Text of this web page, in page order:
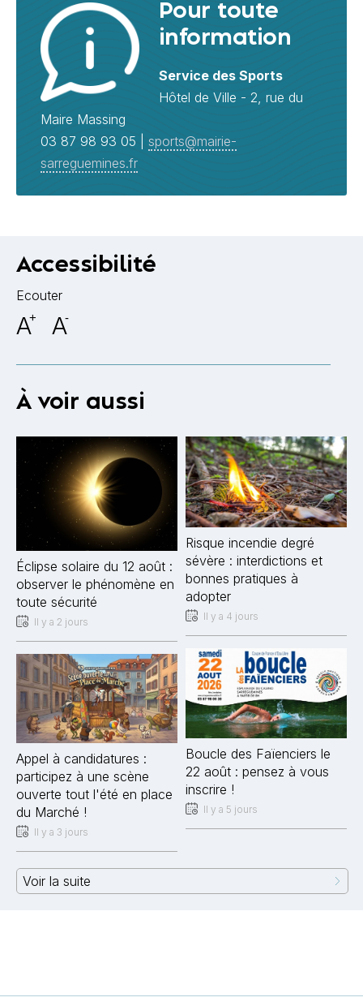
Pour toute
information
Service des Sports
Hôtel de Ville - 2, rue du
Maire Massing
03 87 98 93 05 | sports@mairie-
sarreguemines.fr
Accessibilité
Ecouter
A+ A-
À voir aussi
Éclipse solaire du 12 août :
observer le phénomène en
toute sécurité
Il y a 2 jours
Appel à candidatures :
participez à une scène
ouverte tout l'été en place
du Marché !
Il y a 3 jours
Risque incendie degré
sévère : interdictions et
bonnes pratiques à
adopter
Il y a 4 jours
Boucle des Faïenciers le
22 août : pensez à vous
inscrire !
Il y a 5 jours
Voir la suite